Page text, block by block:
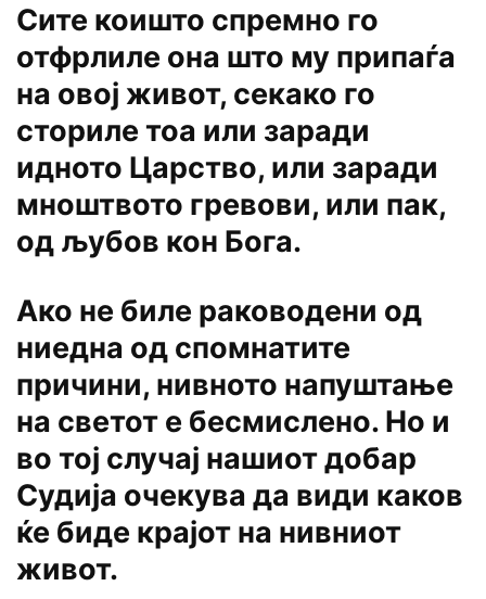
Сите коишто спремно го
отфрлиле она што му припаѓа
на овој живот, секако го
сториле тоа или заради
идното Царство, или заради
мноштвото гревови, или пак,
од љубов кон Бога.
Ако не биле раководени од
ниедна од спомнатите
причини, нивното напуштање
на светот е бесмислено. Но и
во тој случај нашиот добар
Судија очекува да види каков
ќе биде крајот на нивниот
живот.